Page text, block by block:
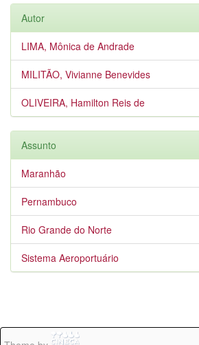
Autor
LIMA, Mônica de Andrade
MILITÃO, Vivianne Benevides
OLIVEIRA, Hamilton Reis de
Assunto
Maranhão
Pernambuco
Rio Grande do Norte
Sistema Aeroportuário